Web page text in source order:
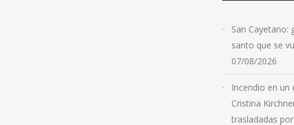
San Cayetano:
santo que se
07/08/2026
Incendio en un
Cristina
trasladadas